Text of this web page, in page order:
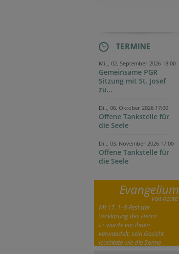
TERMINE
Mi.., 02. September 2026 18:00
Gemeinsame PGR
Sitzung mit St. Josef
zu...
Di.., 06. Oktober 2026 17:00
Offene Tankstelle für
die Seele
Di.., 03. November 2026 17:00
Offene Tankstelle für
die Seele
Evangelium
von heute
Mt 17, 1–9 Fest der
Verklärung des Herrn
Er wurde vor ihnen
verwandelt; sein Gesicht
leuchtete wie die Sonne